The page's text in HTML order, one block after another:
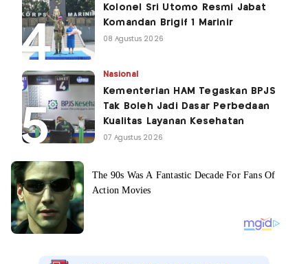
Kolonel Sri Utomo Resmi Jabat
Komandan Brigif 1 Marinir
08 Agustus 2026
Nasional
Kementerian HAM Tegaskan BPJS
Tak Boleh Jadi Dasar Perbedaan
Kualitas Layanan Kesehatan
07 Agustus 2026